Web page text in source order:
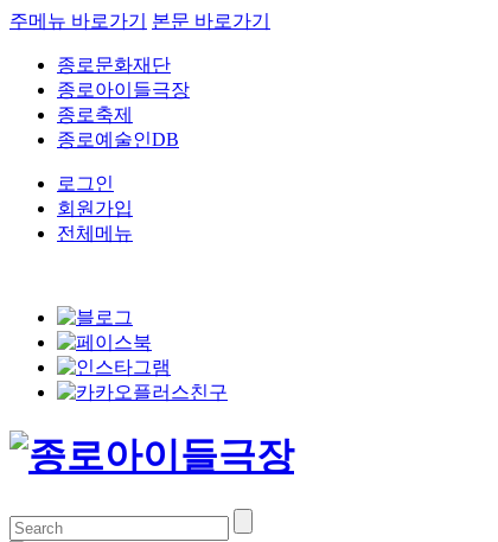
주메뉴 바로가기 본문 바로가기
종로문화재단
종로아이들극장
종로축제
종로예술인DB
로그인
회원가입
전체메뉴